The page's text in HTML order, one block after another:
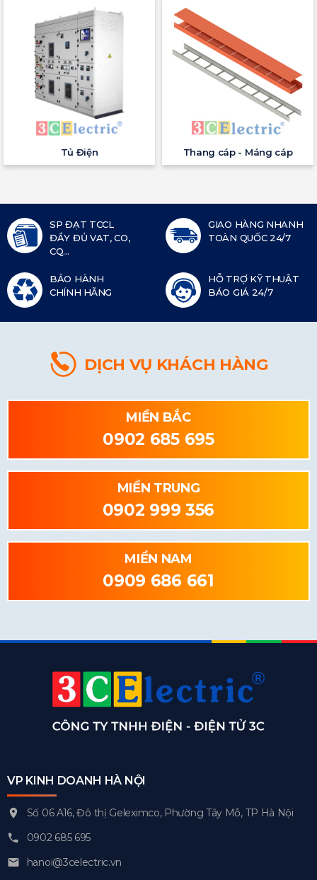
Tủ Điện Thang cáp - Máng cáp
SP ĐẠT TCCL
ĐẦY ĐỦ VAT, CO,
CQ...
GIAO HÀNG NHANH
TOÀN QUỐC 24/7
BẢO HÀNH
CHÍNH HÃNG
HỖ TRỢ KỸ THUẬT
BÁO GIÁ 24/7
DỊCH VỤ KHÁCH HÀNG
MIỀN BẮC
0902 685 695
MIỀN TRUNG
0902 999 356
MIỀN NAM
0909 686 661
VP KINH DOANH HÀ NỘI
Số 06 A16, Đô thị Geleximco, Phường Tây Mỗ, TP Hà Nội
0902 685 695
hanoi@3celectric.vn